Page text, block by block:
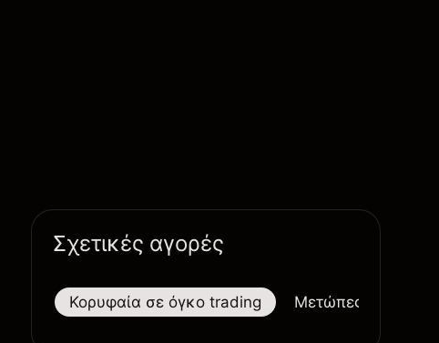
Σχετικές αγορές
Κορυφαία σε όγκο trading Μετώπες